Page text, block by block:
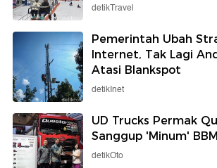
detikTravel
Pemerintah Ubah
Internet, Tak Lagi
Atasi Blankspot
detikInet
UD Trucks Permak
Sanggup 'Minum'
detikOto